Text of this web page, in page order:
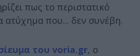
πως το περιστατικό
ατύχημα που... δεν συνέβη.
του voria.gr, ο